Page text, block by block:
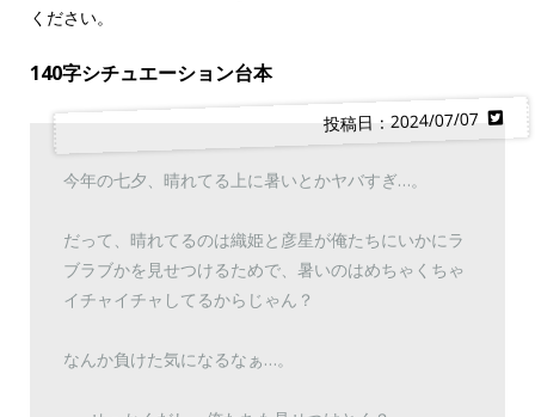
ください。
140字シチュエーション台本
投稿日：2024/07/07
今年の七夕、晴れてる上に暑いとかヤバすぎ…。
だって、晴れてるのは織姫と彦星が俺たちにいかにラ
ブラブかを見せつけるためで、暑いのはめちゃくちゃ
イチャイチャしてるからじゃん？
なんか負けた気になるなぁ…。